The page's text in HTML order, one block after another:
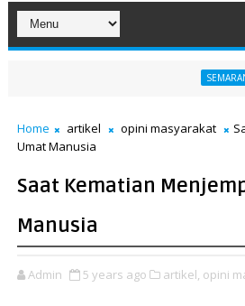
SEMARANG
Home artikel opini masyarakat
Umat Manusia
Saat Kematian
Manusia
Admin 5 years ago artikel, opini